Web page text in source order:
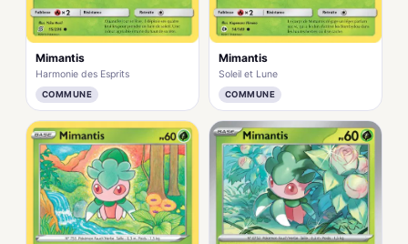
Mimantis
Harmonie des Esprits
COMMUNE
Mimantis
Soleil et Lune
COMMUNE